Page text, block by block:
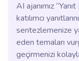
AI ajanımız
katılımcı
sentezlemenize
eden temaları
geçirmenizi